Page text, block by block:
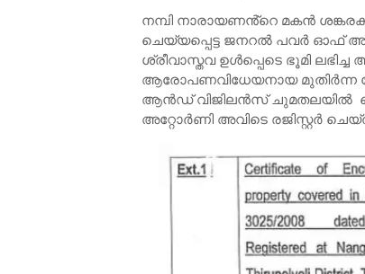
നമ്പി നാരായണൻ്റെ മകന്‍
ചെയ്യപ്പെട്ട ജനറല്‍ പവര്‍ ഓഫ്
ശ്രീവാസ്തവ ഉള്‍പ്പെടെ ഭൂമി
ആരോപണവിധേയനായ മുതിര്‍ന്ന
ആന്‍ഡ് വിജിലന്‍സ് ചുമതലയില്‍
അറ്റോര്‍ണി അവിടെ രജിസ്റ്റര്‍